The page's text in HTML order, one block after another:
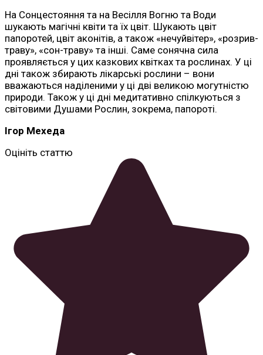
На Сонцестояння та на Весілля Вогню та Води
шукають магічні квіти та їх цвіт. Шукають цвіт
папоротей, цвіт аконітів, а також «нечуйвітер», «розрив-
траву», «сон-траву» та інші. Саме сонячна сила
проявляється у цих казкових квітках та рослинах. У ці
дні також збирають лікарські рослини – вони
вважаються наділеними у ці дві великою могутністю
природи. Також у ці дні медитативно спілкуються з
світовими Душами Рослин, зокрема, папороті.
Ігор Мехеда
Оцініть статтю